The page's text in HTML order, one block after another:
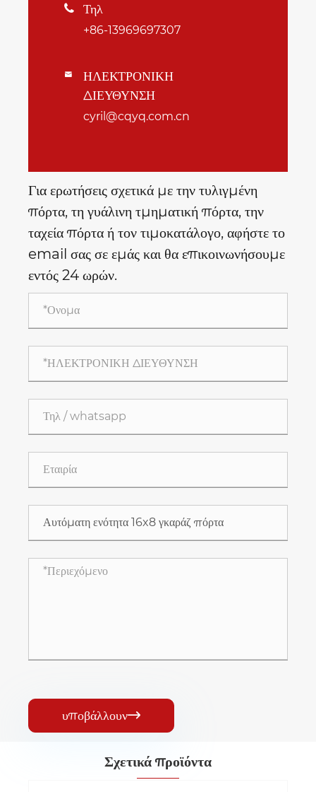
 Τηλ
+86-13969697307

ΗΛΕΚΤΡΟΝΙΚΗ
ΔΙΕΥΘΥΝΣΗ
cyril@cqyq.com.cn
Για ερωτήσεις σχετικά με την τυλιγμένη
πόρτα, τη γυάλινη τμηματική πόρτα, την
ταχεία πόρτα ή τον τιμοκατάλογο, αφήστε το
email σας σε εμάς και θα επικοινωνήσουμε
εντός 24 ωρών.
υποβάλλουν
Σχετικά προϊόντα